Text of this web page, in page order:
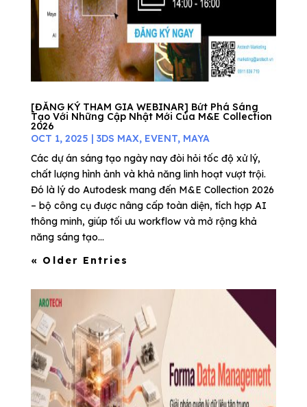
[ĐĂNG KÝ THAM GIA WEBINAR] Bứt Phá Sáng
Tạo Với Những Cập Nhật Mới Của M&E Collection
2026
OCT 1, 2025 | 3DS MAX, EVENT, MAYA
Các dự án sáng tạo ngày nay đòi hỏi tốc độ xử lý,
chất lượng hình ảnh và khả năng linh hoạt vượt trội.
Đó là lý do Autodesk mang đến M&E Collection 2026
– bộ công cụ được nâng cấp toàn diện, tích hợp AI
thông minh, giúp tối ưu workflow và mở rộng khả
năng sáng tạo...
« Older Entries